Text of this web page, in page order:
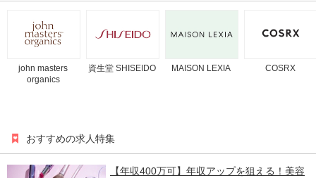
john masters
organics
資生堂 SHISEIDO MAISON LEXIA COSRX
おすすめの求人特集
【年収400万可】年収アップを狙える！美容